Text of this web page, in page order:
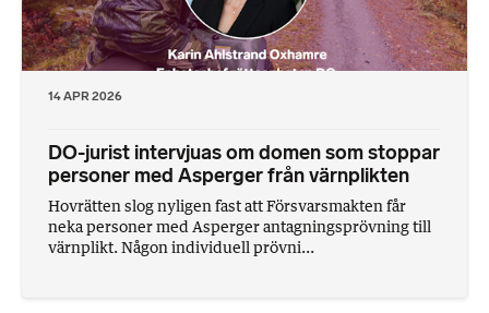
14 APR 2026
DO-jurist intervjuas om domen som stoppar
personer med Asperger från värnplikten
Hovrätten slog nyligen fast att Försvarsmakten får
neka personer med Asperger antagningsprövning till
värnplikt. Någon individuell prövni...